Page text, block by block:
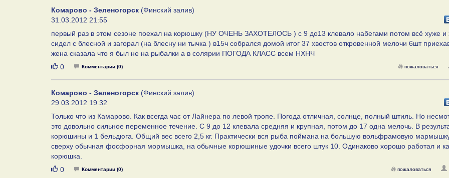
Комарово - Зеленогорск (Финский залив)
31.03.2012 21:55
первый раз в этом сезоне поехал на корюшку (НУ ОЧЕНЬ ЗАХОТЕЛОСЬ ) с 9 до13 клевало набегами потом всё хуже и
сидел с блесной и загорал (на блесну ни тычка ) в15ч собрался домой итог 37 хвостов откровенной мелочи 6шт
жена сказала что я был не на рыбалки а в солярии ПОГОДА КЛАСС всем НХНЧ
Нравится
0 Комментарии (0) пожаловаться
Комарово - Зеленогорск (Финский залив)
29.03.2012 19:32
Только что из Камарово. Как всегда час от Лайнера по левой тропе. Погода отличная, солнце, полный штиль. Но
это довольно сильное переменное течение. С 9 до 12 клевала средняя и крупная, потом до 17 одна мелочь. В
корюшины и 1 бельдюга. Общий вес всего 2,5 кг. Практически вся рыба поймана на большую вольфрамовую
сверху обычная фосфорная мормышка, на обычные корюшиные удочки всего штук 10. Одинаково хорошо работал и
корюшка.
Нравится
0 Комментарии (0) пожаловаться